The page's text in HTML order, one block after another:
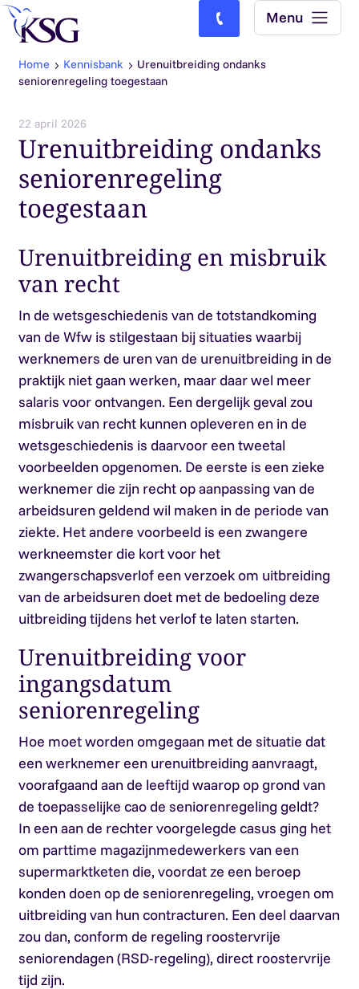
Skip to content
Bel ons: (0)77-4740000
Menu
Home Kennisbank
Urenuitbreiding ondanks
seniorenregeling toegestaan
22 april 2026
Urenuitbreiding ondanks
seniorenregeling
toegestaan
Urenuitbreiding en misbruik
van recht
In de wetsgeschiedenis van de totstandkoming
van de Wfw is stilgestaan bij situaties waarbij
werknemers de uren van de urenuitbreiding in de
praktijk niet gaan werken, maar daar wel meer
salaris voor ontvangen. Een dergelijk geval zou
misbruik van recht kunnen opleveren en in de
wetsgeschiedenis is daarvoor een tweetal
voorbeelden opgenomen. De eerste is een zieke
werknemer die zijn recht op aanpassing van de
arbeidsuren geldend wil maken in de periode van
ziekte. Het andere voorbeeld is een zwangere
werkneemster die kort voor het
zwangerschapsverlof een verzoek om uitbreiding
van de arbeidsuren doet met de bedoeling deze
uitbreiding tijdens het verlof te laten starten.
Urenuitbreiding voor
ingangsdatum
seniorenregeling
Hoe moet worden omgegaan met de situatie dat
een werknemer een urenuitbreiding aanvraagt,
voorafgaand aan de leeftijd waarop op grond van
de toepasselijke cao de seniorenregeling geldt?
In een aan de rechter voorgelegde casus ging het
om parttime magazijnmedewerkers van een
supermarktketen die, voordat ze een beroep
konden doen op de seniorenregeling, vroegen om
uitbreiding van hun contracturen. Een deel daarvan
zou dan, conform de regeling roostervrije
seniorendagen (RSD-regeling), direct roostervrije
tijd zijn.